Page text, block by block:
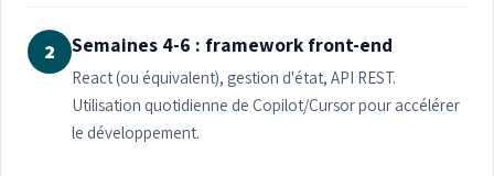
2 Semaines 4-6 : framework front-end
React (ou équivalent), gestion d'état, API REST.
Utilisation quotidienne de Copilot/Cursor pour accélérer
le développement.